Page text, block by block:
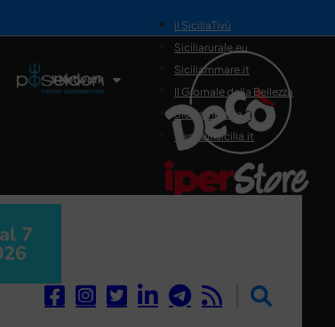
Il Network
il SiciliaTivù
Siciliarurale.eu
Siciliammare.it
Il Giornale della Bellezza
Siciliamedica.it
Sanitainsicilia.it